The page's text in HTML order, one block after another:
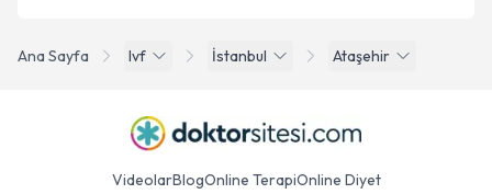
Ana Sayfa Ivf İstanbul Ataşehir
VideolarBlogOnline TerapiOnline Diyet